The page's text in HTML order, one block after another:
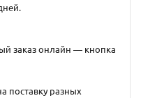
заказ онлайн — кнопка
поставку разных